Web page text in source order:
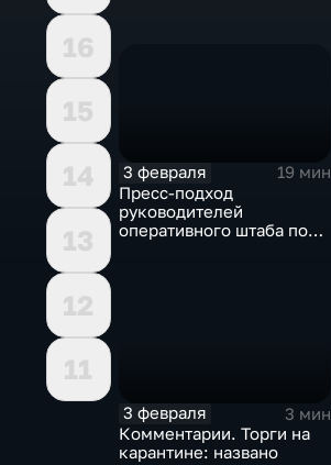
16
15
14
13
12
11
3 февраля
19 мин
Пресс-подход
руководителей
оперативного штаба по
3 февраля
3 мин
Комментарии. Торги на
карантине: названо